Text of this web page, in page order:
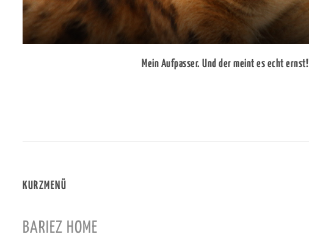
Mein Aufpasser. Und der meint es echt ernst!
KURZMENÜ
BARIEZ HOME